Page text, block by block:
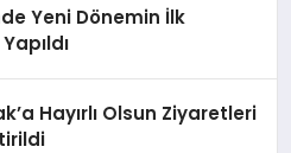
Yeni Dönemin İlk
Hayırlı Olsun Ziyaretleri